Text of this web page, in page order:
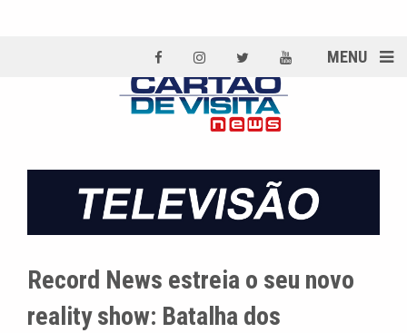
MENU
Record News estreia o seu novo
reality show: Batalha dos